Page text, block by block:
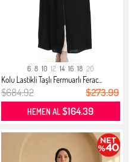
6 8 10 12 14 16 18 20
Kolu Lastikli Taşlı Fermuarlı Ferac...
$684.92 $273.99
HEMEN AL$164.39